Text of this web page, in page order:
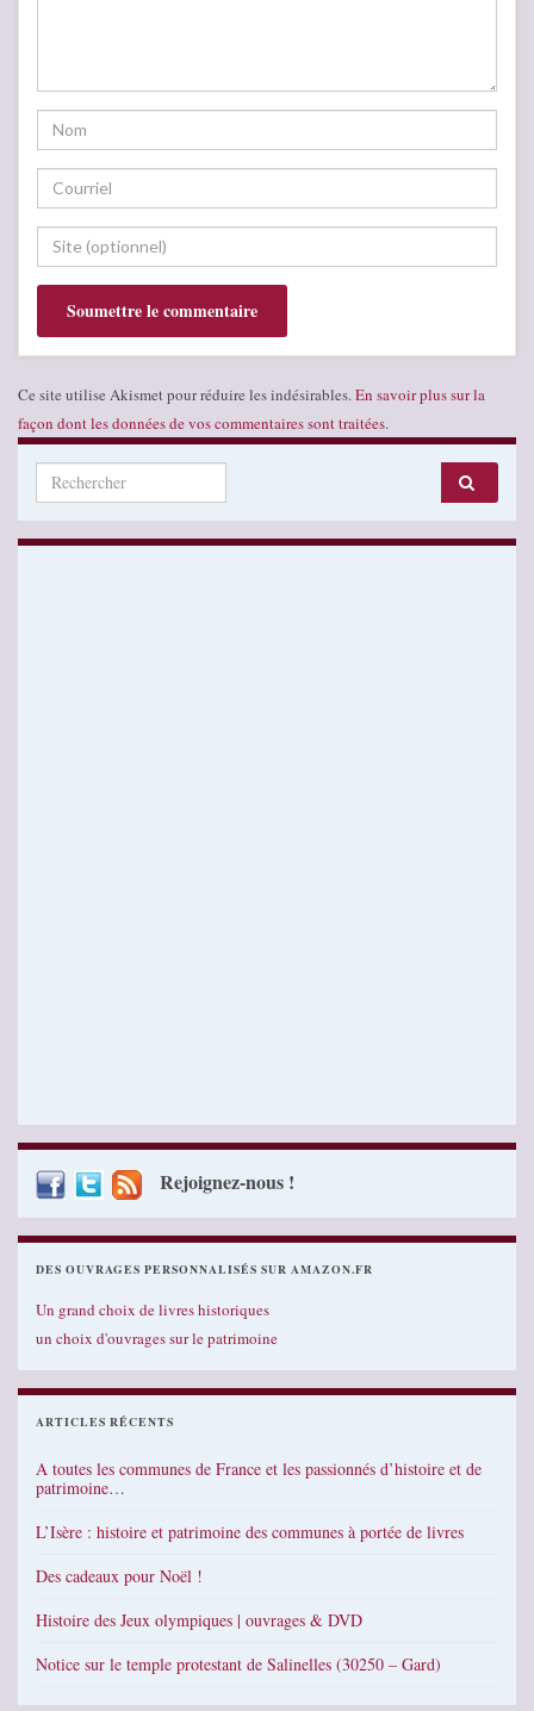
Ce site utilise Akismet pour réduire les indésirables. En savoir plus sur la
façon dont les données de vos commentaires sont traitées.
Search for:
Rejoignez-nous !
DES OUVRAGES PERSONNALISÉS SUR AMAZON.FR
Un grand choix de livres historiques
un choix d'ouvrages sur le patrimoine
ARTICLES RÉCENTS
A toutes les communes de France et les passionnés d’histoire et de
patrimoine…
L’Isère : histoire et patrimoine des communes à portée de livres
Des cadeaux pour Noël !
Histoire des Jeux olympiques | ouvrages & DVD
Notice sur le temple protestant de Salinelles (30250 – Gard)